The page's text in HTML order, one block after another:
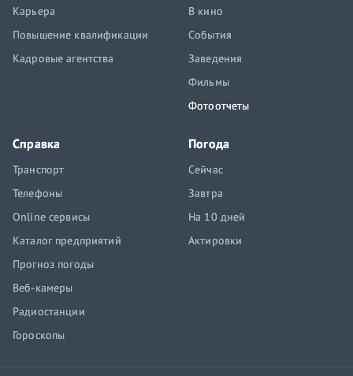
Карьера
Повышение квалификации
Кадровые агентства
В кино
События
Заведения
Фильмы
Фотоотчеты
Справка
Транспорт
Телефоны
Online сервисы
Каталог предприятий
Прогноз погоды
Веб-камеры
Радиостанции
Гороскопы
Погода
Сейчас
Завтра
На 10 дней
Актировки